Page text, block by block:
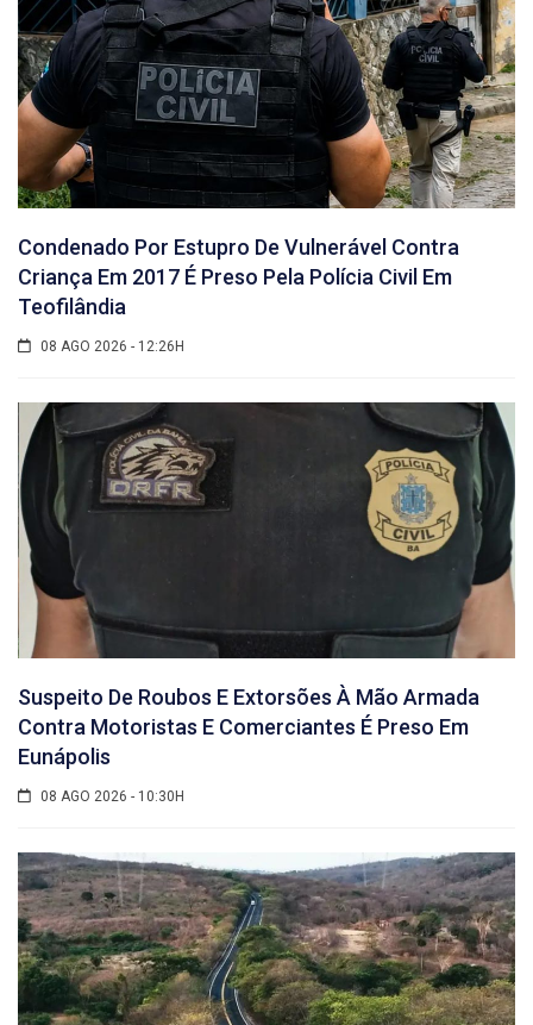
Condenado Por Estupro De Vulnerável Contra
Criança Em 2017 É Preso Pela Polícia Civil Em
Teofilândia
08 AGO 2026 - 12:26H
Suspeito De Roubos E Extorsões À Mão Armada
Contra Motoristas E Comerciantes É Preso Em
Eunápolis
08 AGO 2026 - 10:30H